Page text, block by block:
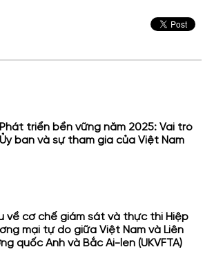
triển bền vững năm 2025: Vai trò
ban và sự tham gia của Việt Nam
về cơ chế giám sát và thực thi Hiệp
mại tự do giữa Việt Nam và Liên
quốc Anh và Bắc Ai-len (UKVFTA)